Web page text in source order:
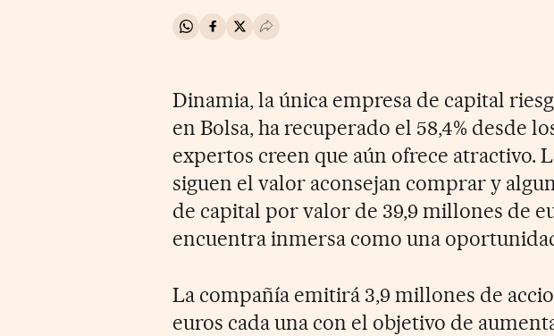
Compartir en Whatsapp
Compartir en Facebook
Compartir en Twitter
Desplegar Redes Sociales
Dinamia, la única empresa de capital
en Bolsa, ha recuperado el 58,4% desde
expertos creen que aún ofrece atractivo.
siguen el valor aconsejan comprar y
de capital por valor de 39,9 millones de
encuentra inmersa como una
La compañía emitirá 3,9 millones de
euros cada una con el objetivo de